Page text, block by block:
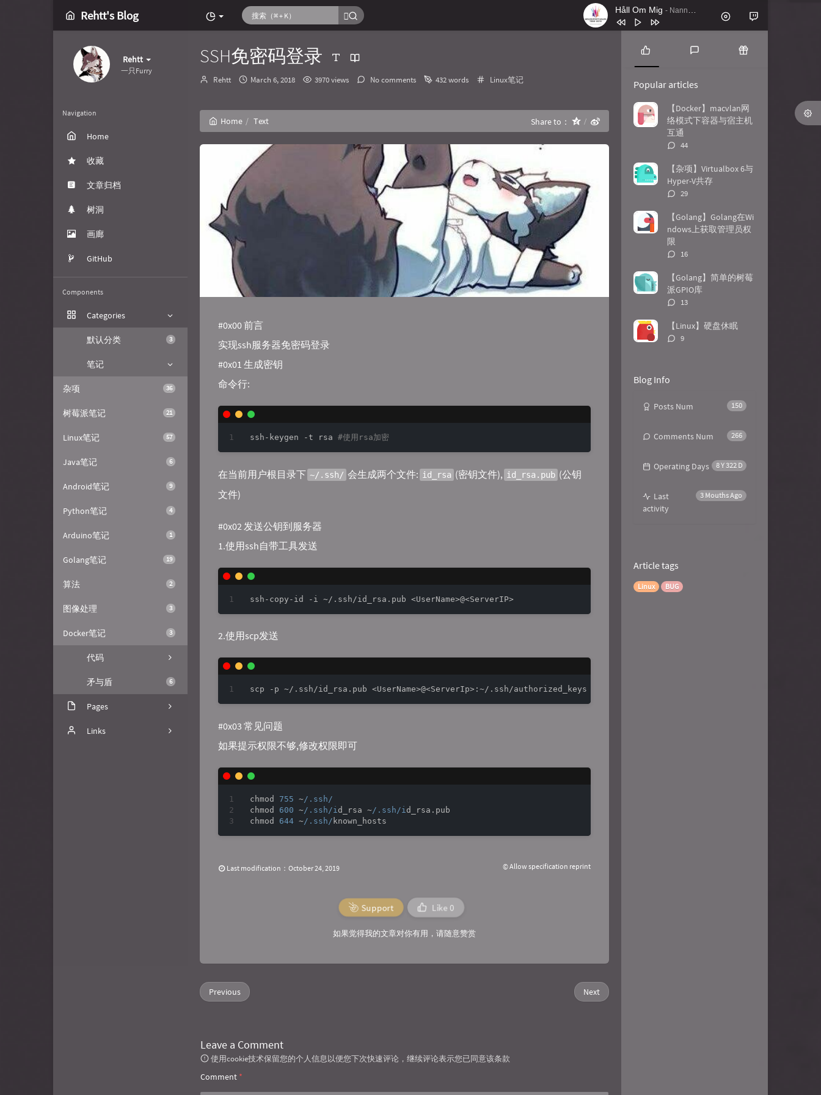
Rehtt's Blog Håll Om Mig - Nanne Grönvall
Battle Royale feat. Panther (VIP Mix)
El Pueblo Unido Jamás Será
Vencido (En Vivo) Quilapayún
5 Nachtblut
Gimme! Gimme Gimme
John Wick Mode Le Castle Vania
stranger_think C418
Rehtt
一只Furry
Navigation
Home
收藏
文章归档
树洞
画廊
GitHub
Components
Categories
3
默认分类
笔记
36
杂项
21
树莓派笔记
57
Linux笔记
6
Java笔记
9
Android笔记
4
Python笔记
1
Arduino笔记
19
Golang笔记
2
算法
3
图像处理
3
Docker笔记
代码
6
矛与盾
Pages
关于Links
SSH免密码登录
Author：
Rehtt
发
间：
March 6, 2018 3970 views No comments 432 words Categories：
Linux笔记
Home Text Share to：
#0x00 前言
实现ssh服务器免密码登录
#0x01 生成密钥
命令行:
ssh-keygen -t rsa #使用rsa加密
在当前用户根目录下 ~/.ssh/ 会生成两个文件: id_rsa (密钥文件), id_rsa.pub (公钥
文件)
#0x02 发送公钥到服务器
1.使用ssh自带工具发送
2.使用scp发送
#0x03 常见问题
如果提示权限不够,修改权限即可
chmod 755 ~/.ssh/
chmod 600 ~/.ssh/i d_rsa ~/.ssh/i d_rsa.pub
chmod 644 ~/.ssh/
Last modification：October 24, 2019 © Allow specification reprint
Support Like 0
如果觉得我的文章对你有用，请随意赞赏
Next
Previous
Leave a Comment
使用cookie技术保留您的个人信息以便您下次快速评论，继续评论表示您已同意该条款
Comment *
P
p
u
l
a
r
t
i
l
e
t
s
t
m
m
e
t
s
d
o
m
t
e
s
Popular articles
【Docker】macvlan网
络模式下容器与宿主机
互通
评
数：
44
【杂项】Virtualbox 6与
Hyper-V共存
评
数：
29
【Golang】Golang在Wi
ndows上获取管理员权
限
评
数：
16
【Golang】简单的树莓
派GPIO库
评
数：
13
【Linux】硬盘休眠
评
9
Blog Info
150
Posts Num
266
Comments Num
8 Y 322 D
Operating Days
3 Mouths Ago
Last
activity
Article tags
Linux BUG